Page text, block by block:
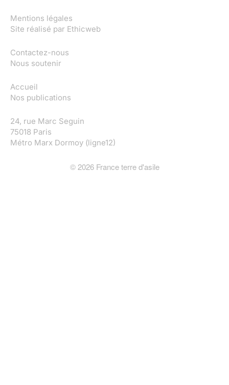
Mentions légales
Site réalisé par Ethicweb
Contactez-nous
Nous soutenir
Accueil
Nos publications
24, rue Marc Seguin
75018 Paris
Métro Marx Dormoy (ligne12)
© 2026France terre d'asile